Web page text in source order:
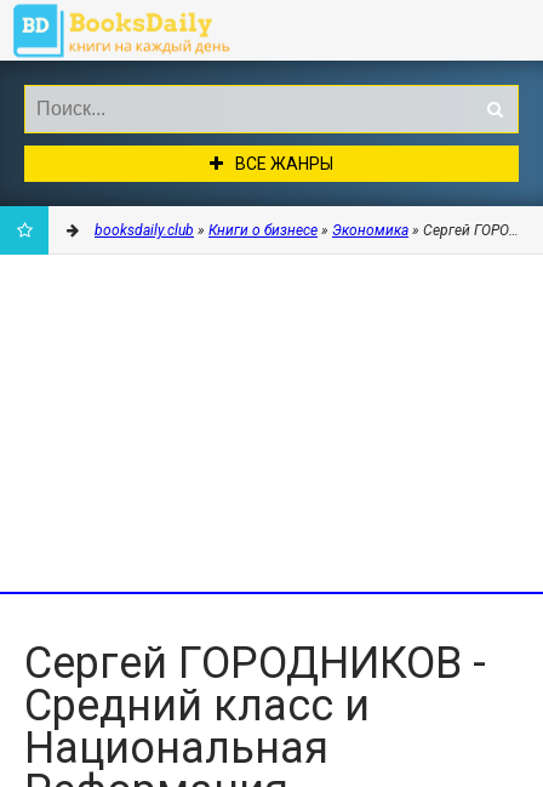
ВСЕ ЖАНРЫ
booksdaily.club » Книги о бизнесе » Экономика » Сергей
Сергей ГОРОДНИКОВ -
Средний класс и
Национальная